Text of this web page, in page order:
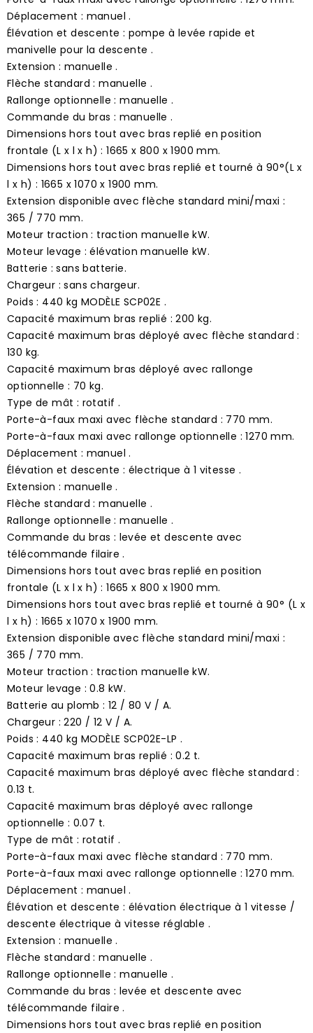
Déplacement : manuel .
Élévation et descente : pompe à levée rapide et
manivelle pour la descente .
Extension : manuelle .
Flèche standard : manuelle .
Rallonge optionnelle : manuelle .
Commande du bras : manuelle .
Dimensions hors tout avec bras replié en position
frontale (L x l x h) : 1665 x 800 x 1900 mm.
Dimensions hors tout avec bras replié et tourné à 90°(L x
l x h) : 1665 x 1070 x 1900 mm.
Extension disponible avec flèche standard mini/maxi :
365 / 770 mm.
Moteur traction : traction manuelle kW.
Moteur levage : élévation manuelle kW.
Batterie : sans batterie.
Chargeur : sans chargeur.
Poids : 440 kg MODÈLE SCP02E .
Capacité maximum bras replié : 200 kg.
Capacité maximum bras déployé avec flèche standard :
130 kg.
Capacité maximum bras déployé avec rallonge
optionnelle : 70 kg.
Type de mât : rotatif .
Porte-à-faux maxi avec flèche standard : 770 mm.
Porte-à-faux maxi avec rallonge optionnelle : 1270 mm.
Déplacement : manuel .
Élévation et descente : électrique à 1 vitesse .
Extension : manuelle .
Flèche standard : manuelle .
Rallonge optionnelle : manuelle .
Commande du bras : levée et descente avec
télécommande filaire .
Dimensions hors tout avec bras replié en position
frontale (L x l x h) : 1665 x 800 x 1900 mm.
Dimensions hors tout avec bras replié et tourné à 90° (L x
l x h) : 1665 x 1070 x 1900 mm.
Extension disponible avec flèche standard mini/maxi :
365 / 770 mm.
Moteur traction : traction manuelle kW.
Moteur levage : 0.8 kW.
Batterie au plomb : 12 / 80 V / A.
Chargeur : 220 / 12 V / A.
Poids : 440 kg MODÈLE SCP02E-LP .
Capacité maximum bras replié : 0.2 t.
Capacité maximum bras déployé avec flèche standard :
0.13 t.
Capacité maximum bras déployé avec rallonge
optionnelle : 0.07 t.
Type de mât : rotatif .
Porte-à-faux maxi avec flèche standard : 770 mm.
Porte-à-faux maxi avec rallonge optionnelle : 1270 mm.
Déplacement : manuel .
Élévation et descente : élévation électrique à 1 vitesse /
descente électrique à vitesse réglable .
Extension : manuelle .
Flèche standard : manuelle .
Rallonge optionnelle : manuelle .
Commande du bras : levée et descente avec
télécommande filaire .
Dimensions hors tout avec bras replié en position